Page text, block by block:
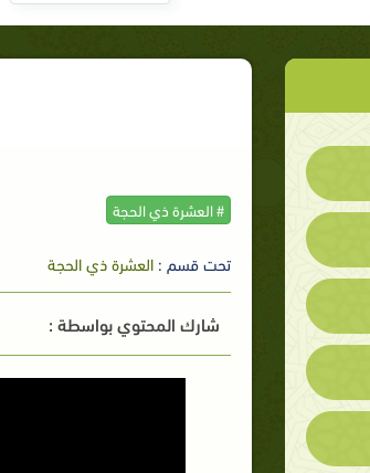
# العشرة ذي الحجة
تحت قسم :العشرة ذي الحجة
شارك المحتوي بواسطة :